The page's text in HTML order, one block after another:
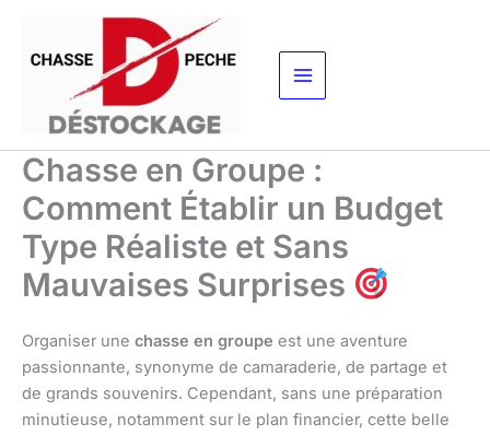
contenu
Chasse en Groupe :
Comment Établir un Budget
Type Réaliste et Sans
Mauvaises Surprises
Organiser une chasse en groupe est une aventure
passionnante, synonyme de camaraderie, de partage et
de grands souvenirs. Cependant, sans une préparation
minutieuse, notamment sur le plan financier, cette belle